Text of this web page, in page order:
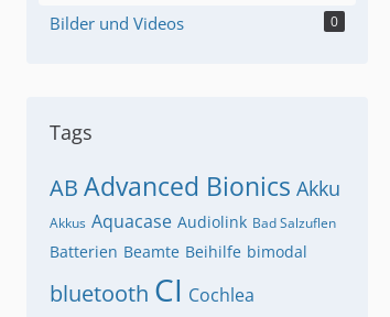
Bilder und Videos 0
Tags
AB Advanced Bionics Akku
Akkus Aquacase Audiolink Bad Salzuflen
Batterien Beamte Beihilfe bimodal
bluetooth CI Cochlea